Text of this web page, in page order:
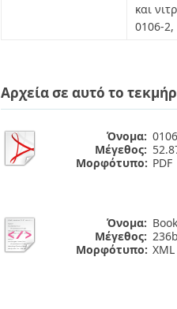
και
0106-
Αρχεία σε αυτό το
Όνομα:
Μέγεθος:
Μορφότυπο: PDF
Όνομα:
Μέγεθος:
Μορφότυπο: XML